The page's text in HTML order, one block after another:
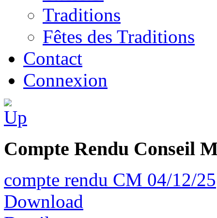
Traditions
Fêtes des Traditions
Contact
Connexion
Compte Rendu Conseil
compte rendu CM 04/12/25
Download